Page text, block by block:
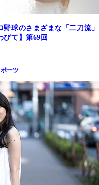
球のさまざまな「二刀流」
びて】第69回
ーツ